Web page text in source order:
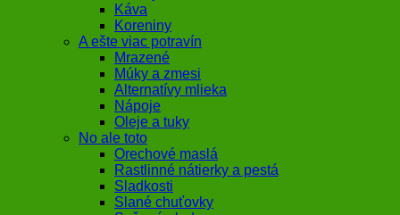
Káva
Koreniny
A ešte viac potravín
Mrazené
Múky a zmesi
Alternatívy mlieka
Nápoje
Oleje a tuky
No ale toto
Orechové maslá
Rastlinné nátierky a pestá
Sladkosti
Slané chuťovky